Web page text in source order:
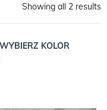
Showing all 2 results
KOLOR